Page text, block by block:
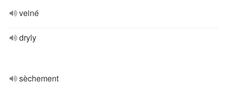
veiné
dryly
sèchement